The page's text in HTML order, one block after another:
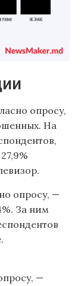
опросу,
На
опросу, —
За ним
—